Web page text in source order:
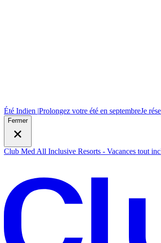
Été Indien |Prolongez votre été en septembreJe
Fermer
Club Med All Inclusive Resorts - Vacances tout